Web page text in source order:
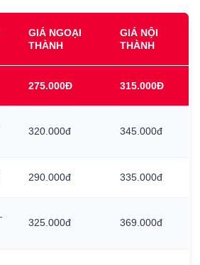
GIÁ NGOẠI
THÀNH
GIÁ NỘI
THÀNH
275.000Đ 315.000Đ
320.000đ 345.000đ
290.000đ 335.000đ
325.000đ 369.000đ